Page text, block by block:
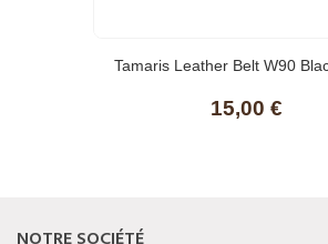
Tamaris Leather Belt W90
15,00 €